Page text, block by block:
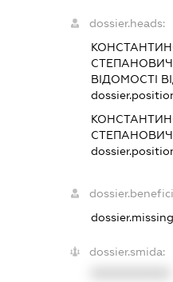
dossier.heads:
СТЕПАНОВИЧ
ВІДОМОСТІ
СТЕПАНОВИЧ
dossier.smida: